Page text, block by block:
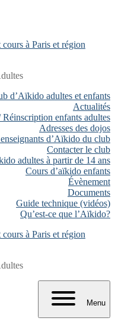
d’Aïkido adultes et enfants
Actualités
enfants adultes
Adresses des dojos
d’Aïkido du club
Contacter le club
adultes à partir de 14 ans
Cours d’aïkido enfants
Évènement
Documents
Guide technique (vidéos)
Qu’est-ce que l’Aïkido?
Menu